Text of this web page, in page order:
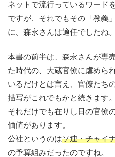
ネットで流行っているワード
ですが、それでもその「教義
に、森永さんは適任でしたね。
本書の前半は、森永さんが専
た時代の、大蔵官僚に虐めら
いるだけとは言え、官僚たち
描写がこれでもかと続きます。
それだけでも在りし日の官僚
価値があります。
公社というのはソ連・チャイ
の予算組みだったのですね。